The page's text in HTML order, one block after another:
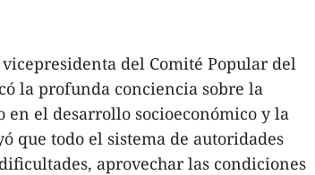
del Comité Popular del
la profunda conciencia sobre la
el desarrollo socioeconómico y la
que todo el sistema de autoridades
aprovechar las condiciones